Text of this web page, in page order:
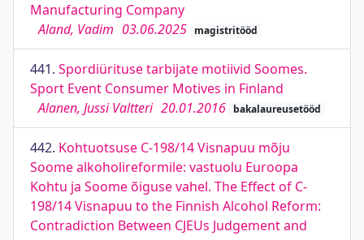
Manufacturing Company
Aland, Vadim 03.06.2025 magistritööd
441. Spordiürituse tarbijate motiivid Soomes.
Sport Event Consumer Motives in Finland
Alanen, Jussi Valtteri 20.01.2016 bakalaureusetööd
442. Kohtuotsuse C-198/14 Visnapuu mõju
Soome alkoholireformile: vastuolu Euroopa
Kohtu ja Soome õiguse vahel. The Effect of C-
198/14 Visnapuu to the Finnish Alcohol Reform:
Contradiction Between CJEUs Judgement and